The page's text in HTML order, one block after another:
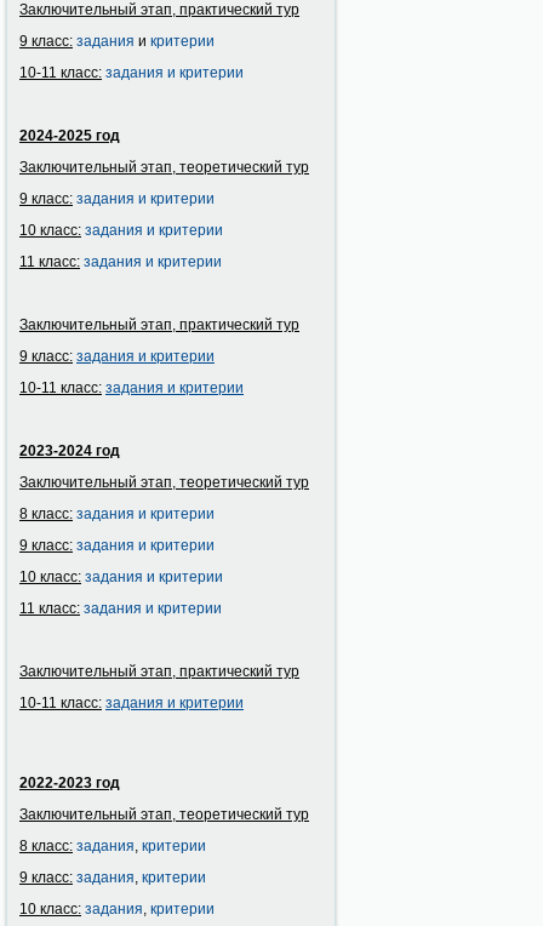
Заключительный этап, практический тур
9 класс: задания и критерии
10-11 класс: задания и критерии
2024-2025 год
Заключительный этап, теоретический тур
9 класс: задания и критерии
10 класс: задания и критерии
11 класс: задания и критерии
Заключительный этап, практический тур
9 класс: задания и критерии
10-11 класс: задания и критерии
2023-2024 год
Заключительный этап, теоретический тур
8 класс: задания и критерии
9 класс: задания и критерии
10 класс: задания и критерии
11 класс: задания и критерии
Заключительный этап, практический тур
10-11 класс: задания и критерии
2022-2023 год
Заключительный этап, теоретический тур
8 класс: задания, критерии
9 класс: задания, критерии
10 класс: задания, критерии